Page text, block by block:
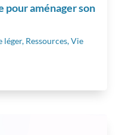
aménager son
léger, Ressources,Vie